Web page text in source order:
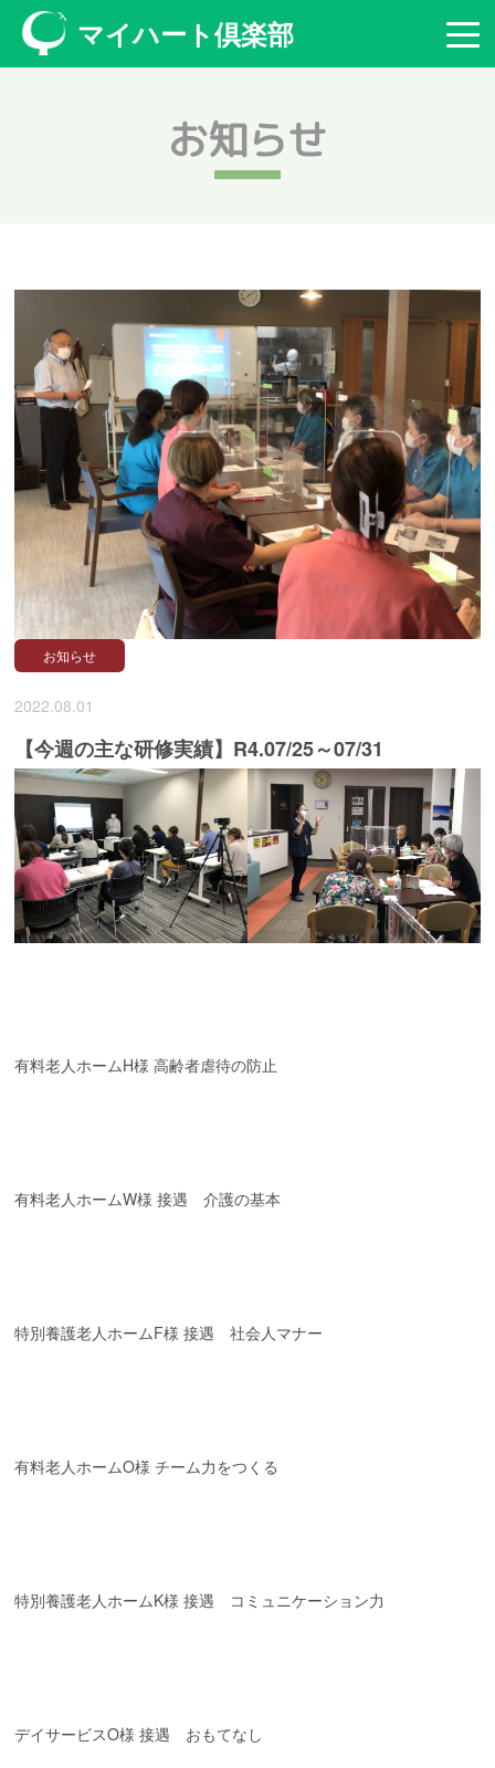
マイハート倶楽部
お知らせ
お知らせ
2022.08.01
【今週の主な研修実績】R4.07/25～07/31
有料老人ホームH様 高齢者虐待の防止
有料老人ホームW様 接遇 介護の基本
特別養護老人ホームF様 接遇 社会人マナー
有料老人ホームO様 チーム力をつくる
特別養護老人ホームK様 接遇 コミュニケーション力
デイサービスO様 接遇 おもてなし